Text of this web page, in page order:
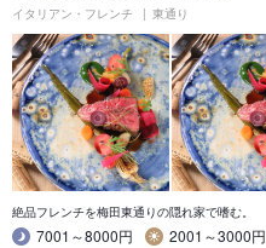
イタリアン・フレンチ 東通り
絶品フレンチを梅田東通りの隠れ家で嗜む。
7001～8000円
2001～3000円